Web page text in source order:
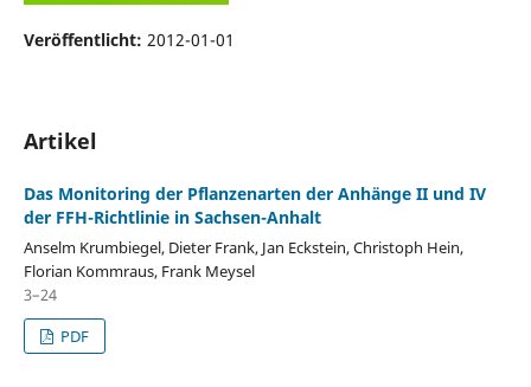
Veröffentlicht: 2012-01-01
Artikel
Das Monitoring der Pflanzenarten der Anhänge II und IV
der FFH-Richtlinie in Sachsen-Anhalt
Anselm Krumbiegel, Dieter Frank, Jan Eckstein, Christoph Hein,
Florian Kommraus, Frank Meysel
3–24
PDF